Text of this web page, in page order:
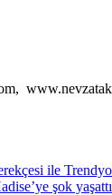
ile
şok